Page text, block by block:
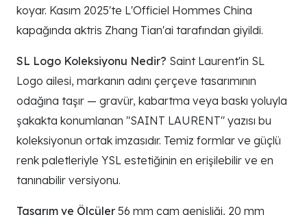
koyar. Kasım 2025'te L'Officiel Hommes China
kapağında aktris Zhang Tian'ai tarafından giyildi.
SL Logo Koleksiyonu Nedir? Saint Laurent'in SL
Logo ailesi, markanın adını çerçeve tasarımının
odağına taşır — gravür, kabartma veya baskı yoluyla
şakakta konumlanan "SAINT LAURENT" yazısı bu
koleksiyonun ortak imzasıdır. Temiz formlar ve güçlü
renk paletleriyle YSL estetiğinin en erişilebilir ve en
tanınabilir versiyonu.
Tasarım ve Ölçüler 56 mm cam genişliği, 20 mm